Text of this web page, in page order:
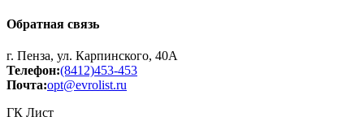
Обратная связь
г. Пенза, ул. Карпинского, 40А
Телефон:(8412)453-453
Почта:opt@evrolist.ru
ГК Лист